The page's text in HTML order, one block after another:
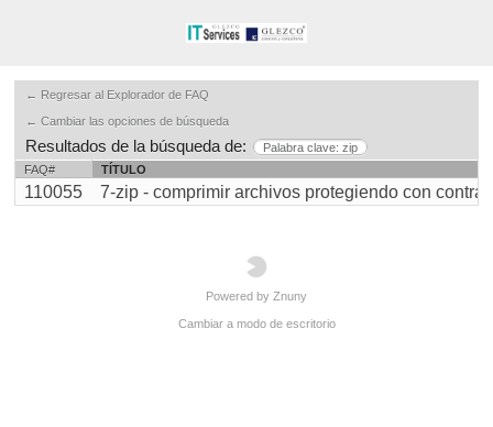
← Regresar al Explorador de FAQ
← Cambiar las opciones de búsqueda
Resultados de la búsqueda de:
Palabra clave: zip
FAQ#
TÍTULO
110055 7-zip - comprimir archivos protegiendo con
Powered by Znuny
Cambiar a modo de escritorio